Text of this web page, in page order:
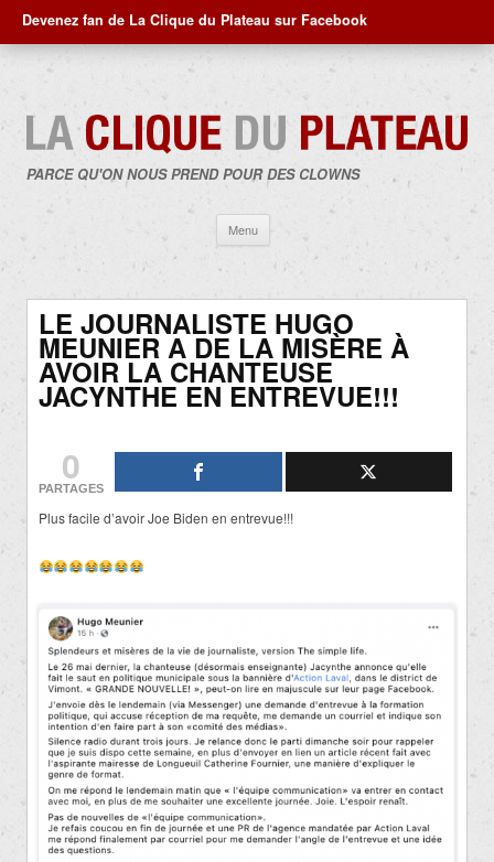
Devenez fan de La Clique du Plateau sur Facebook
PARCE QU'ON NOUS PREND POUR DES CLOWNS
Menu
contenu
LE JOURNALISTE HUGO
MEUNIER A DE LA MISÈRE À
AVOIR LA CHANTEUSE
JACYNTHE EN ENTREVUE!!!
0
PARTAGES
Plus facile d’avoir Joe Biden en entrevue!!!